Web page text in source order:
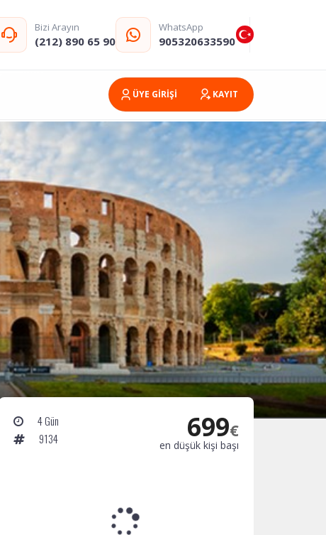
Bizi Arayın
(212) 890 65 90
WhatsApp
905320633590
ÜYE GİRİŞİ KAYIT
4 Gün
9134
699€
en düşük kişi başı